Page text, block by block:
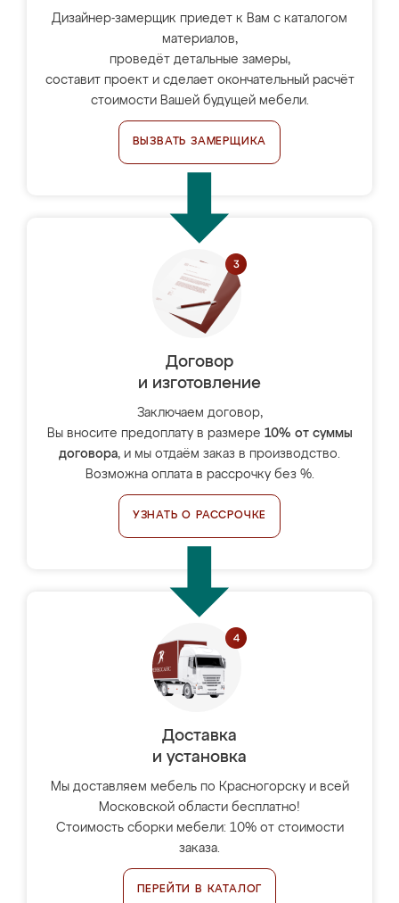
Дизайнер-замерщик приедет к Вам с каталогом
материалов,
проведёт детальные замеры,
составит проект и сделает окончательный расчёт
стоимости Вашей будущей мебели.
ВЫЗВАТЬ ЗАМЕРЩИКА
Договор
и изготовление
Заключаем договор,
Вы вносите предоплату в размере 10% от суммы
договора, и мы отдаём заказ в производство.
Возможна оплата в рассрочку без %.
УЗНАТЬ О РАССРОЧКЕ
Доставка
и установка
Мы доставляем мебель по Красногорску и всей
Московской области бесплатно!
Стоимость сборки мебели: 10% от стоимости
заказа.
ПЕРЕЙТИ В КАТАЛОГ